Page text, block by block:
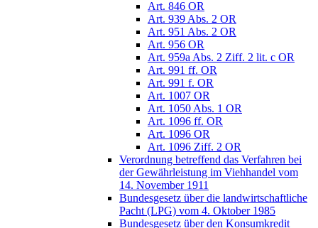
Art. 846 OR
Art. 939 Abs. 2 OR
Art. 951 Abs. 2 OR
Art. 956 OR
Art. 959a Abs. 2 Ziff. 2 lit. c OR
Art. 991 ff. OR
Art. 991 f. OR
Art. 1007 OR
Art. 1050 Abs. 1 OR
Art. 1096 ff. OR
Art. 1096 OR
Art. 1096 Ziff. 2 OR
Verordnung betreffend das Verfahren bei
der Gewährleistung im Viehhandel vom
14. November 1911
Bundesgesetz über die landwirtschaftliche
Pacht (LPG) vom 4. Oktober 1985
Bundesgesetz über den Konsumkredit